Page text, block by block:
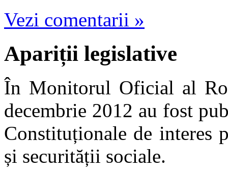
Vezi comentarii »
Apariții legislative
În Monitorul Oficial al
decembrie 2012 au fost
Constituționale de interes
și securității sociale.